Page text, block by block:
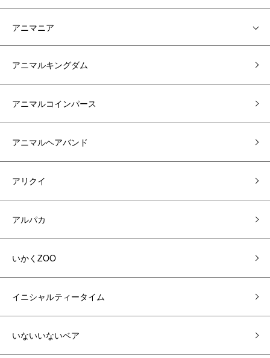
アニマニア
アニマルキングダム
アニマルコインパース
アニマルヘアバンド
アリクイ
アルパカ
いかくZOO
イニシャルティータイム
いないいないベア